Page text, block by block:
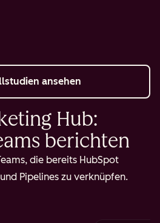
ansehen
Hub:
berichten
die bereits HubSpot
Pipelines zu verknüpfen.